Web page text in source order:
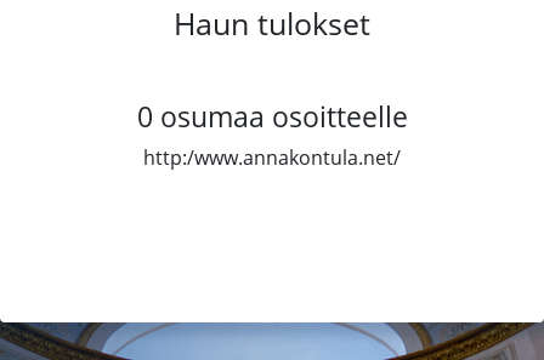
Haun tulokset
0 osumaa osoitteelle
http:/www.annakontula.net/